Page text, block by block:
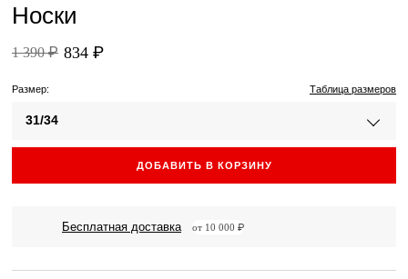
Носки
1 390 ₽ 834 ₽
Размер: Таблица размеров
31/34
ДОБАВИТЬ В КОРЗИНУ
Бесплатная доставка от 10 000 ₽